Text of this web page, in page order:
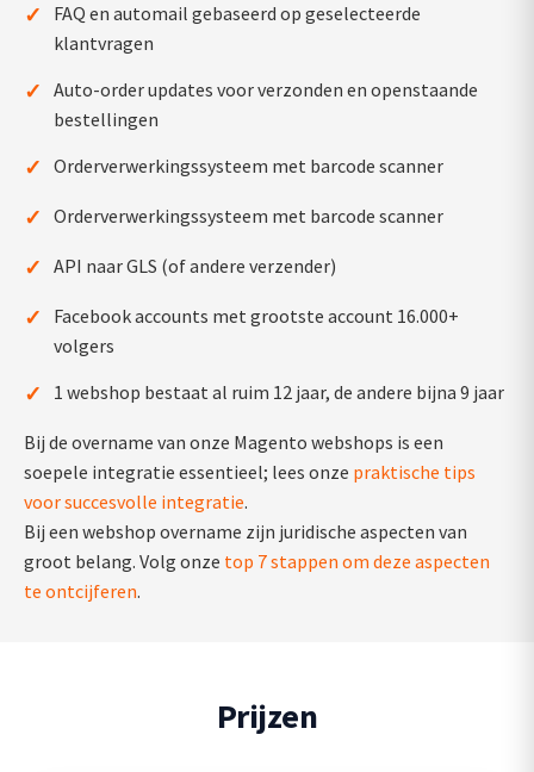
✓
FAQ en automail gebaseerd op geselecteerde
klantvragen
✓ Auto-order updates voor verzonden en openstaande
bestellingen
✓ Orderverwerkingssysteem met barcode scanner
✓ Orderverwerkingssysteem met barcode scanner
✓ API naar GLS (of andere verzender)
✓
Facebook accounts met grootste account 16.000+
volgers
✓ 1 webshop bestaat al ruim 12 jaar, de andere bijna 9 jaar
Bij de overname van onze Magento webshops is een
soepele integratie essentieel; lees onze praktische tips
voor succesvolle integratie.
Bij een webshop overname zijn juridische aspecten van
groot belang. Volg onze top 7 stappen om deze aspecten
te ontcijferen.
Prijzen